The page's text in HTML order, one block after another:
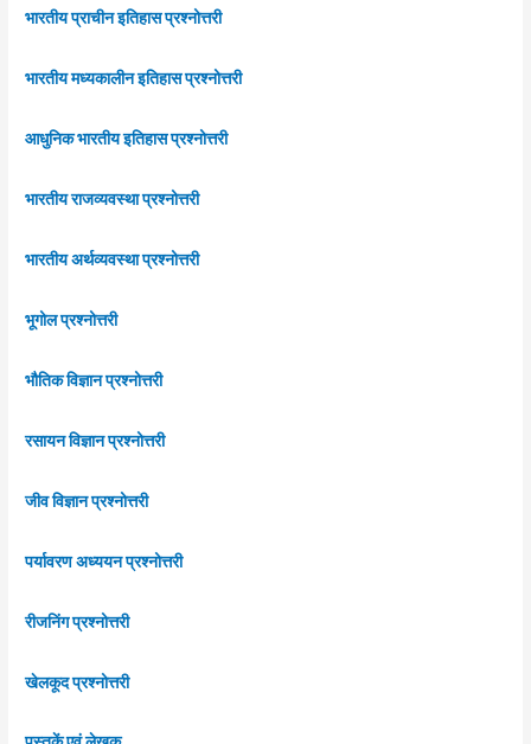
भारतीय प्राचीन इतिहास प्रश्नोत्तरी
भारतीय मध्यकालीन इतिहास प्रश्नोत्तरी
आधुनिक भारतीय इतिहास प्रश्नोत्तरी
भारतीय राजव्यवस्था प्रश्नोत्तरी
भारतीय अर्थव्यवस्था प्रश्नोत्तरी
भूगोल प्रश्नोत्तरी
भौतिक विज्ञान प्रश्नोत्तरी
रसायन विज्ञान प्रश्नोत्तरी
जीव विज्ञान प्रश्नोत्तरी
पर्यावरण अध्ययन प्रश्नोत्तरी
रीजनिंग प्रश्नोत्तरी
खेलकूद प्रश्नोत्तरी